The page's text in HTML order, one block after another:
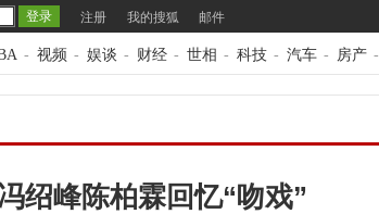
注册 我的搜狐 邮件
- 视频 - 娱谈 - 财经 - 世相 - 科技 - 汽车 - 房产 -
绍峰陈柏霖回忆“吻戏”